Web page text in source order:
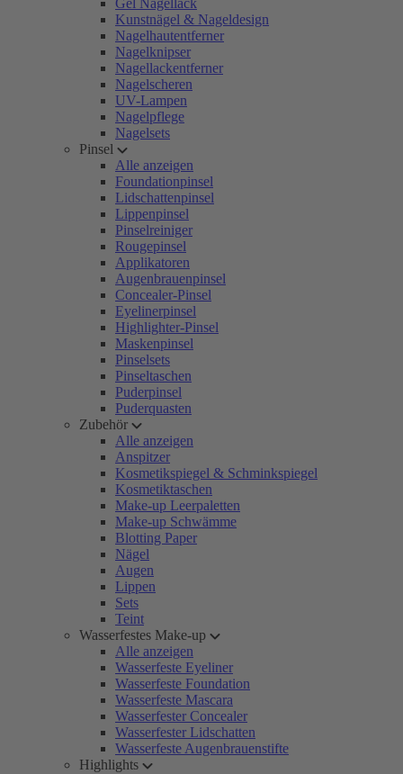
Gel Nagellack
Kunstnägel & Nageldesign
Nagelhautentferner
Nagelknipser
Nagellackentferner
Nagelscheren
UV-Lampen
Nagelpflege
Nagelsets
Pinsel
Alle anzeigen
Foundationpinsel
Lidschattenpinsel
Lippenpinsel
Pinselreiniger
Rougepinsel
Applikatoren
Augenbrauenpinsel
Concealer-Pinsel
Eyelinerpinsel
Highlighter-Pinsel
Maskenpinsel
Pinselsets
Pinseltaschen
Puderpinsel
Puderquasten
Zubehör
Alle anzeigen
Anspitzer
Kosmetikspiegel & Schminkspiegel
Kosmetiktaschen
Make-up Leerpaletten
Make-up Schwämme
Blotting Paper
Nägel
Augen
Lippen
Sets
Teint
Wasserfestes Make-up
Alle anzeigen
Wasserfeste Eyeliner
Wasserfeste Foundation
Wasserfeste Mascara
Wasserfester Concealer
Wasserfester Lidschatten
Wasserfeste Augenbrauenstifte
Highlights